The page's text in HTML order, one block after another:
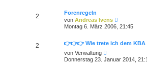
2
Forenregeln
von Andreas Ivens
e
u
s
r
Montag 6. März 2006, 21:45
2
👉👉👉 Wie trete ich dem KBA
von Verwaltung
e
u
Donnerstag 23. Januar 2014,